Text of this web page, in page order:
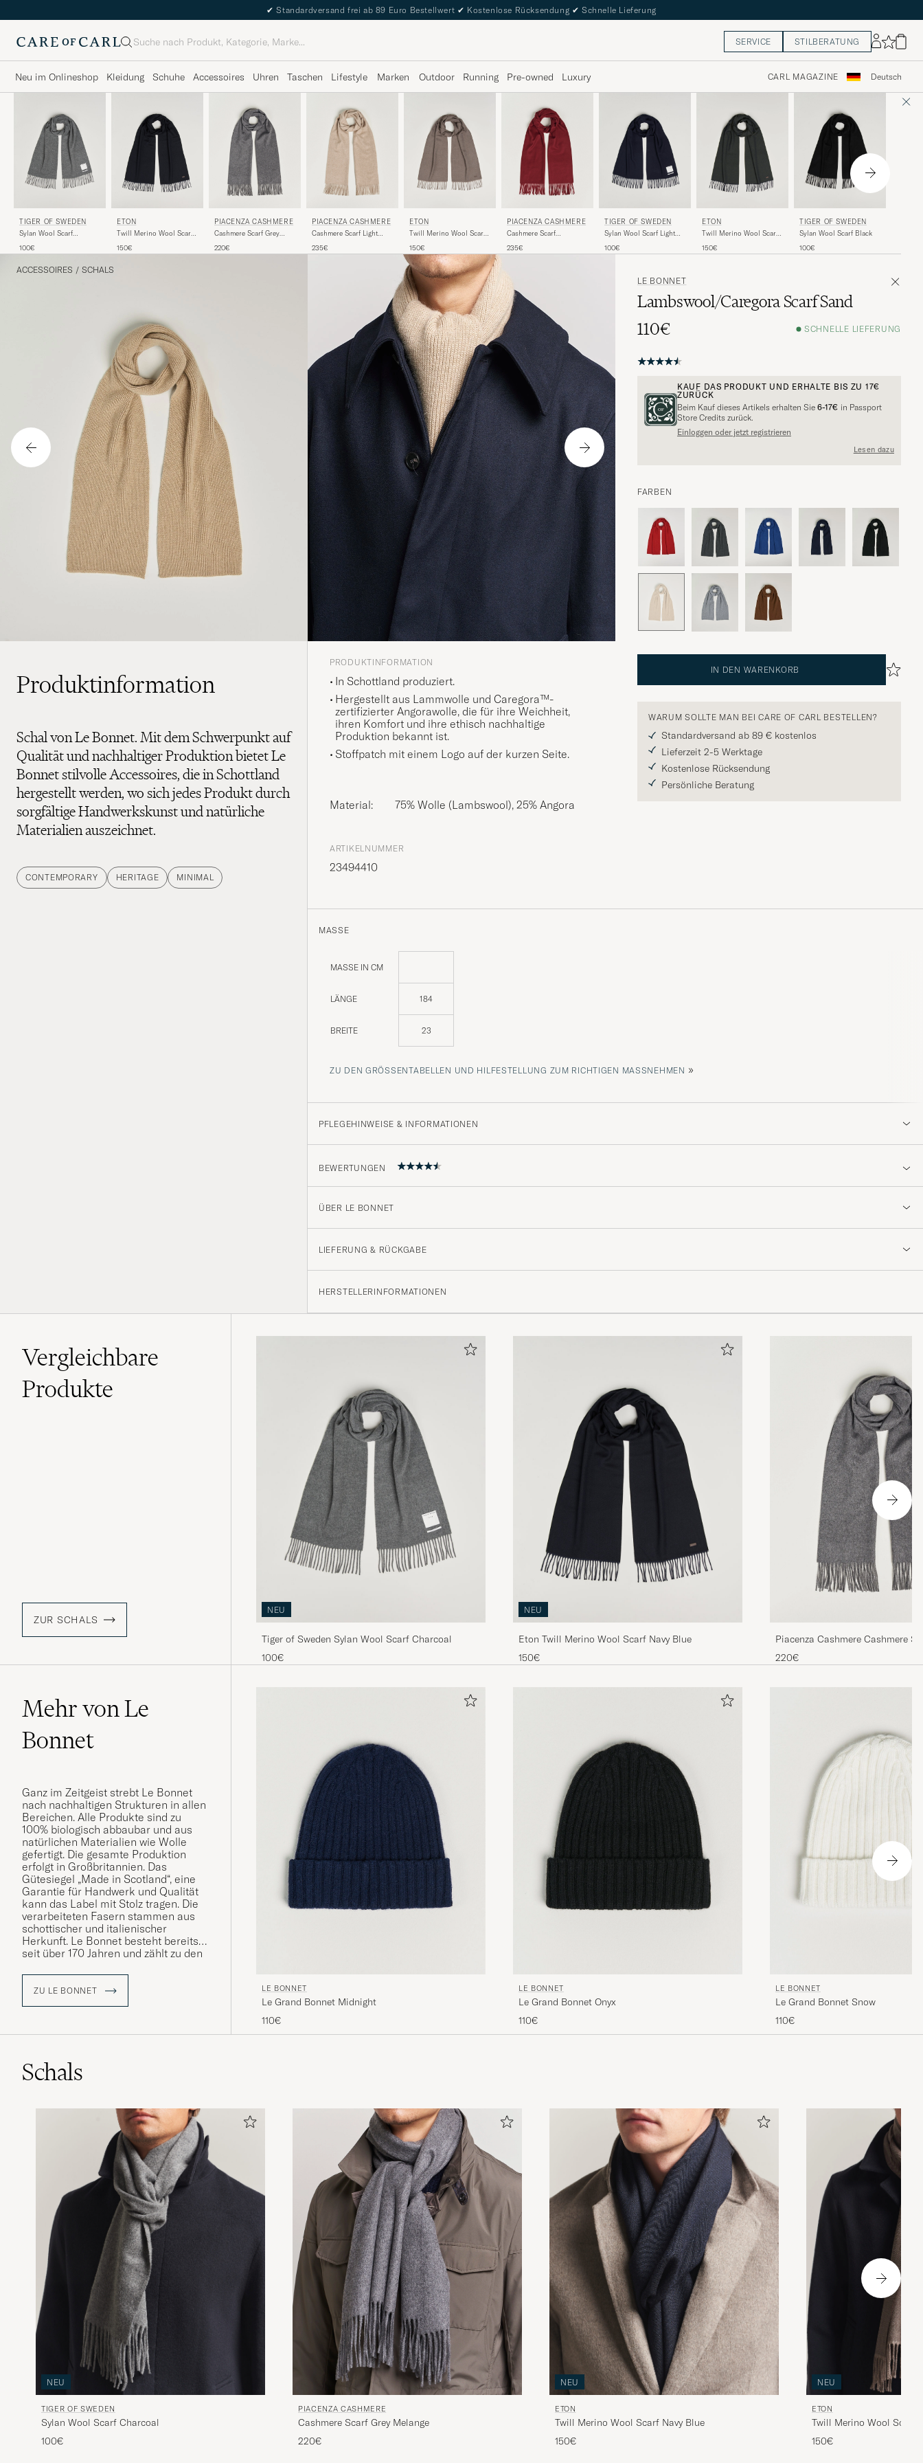
✔ Standardversand frei ab 89 Euro Bestellwert ✔ Kostenlose Rücksendung ✔ Schnelle Lieferung
Suche SERVICE STILBERATUNG
Neu im Onlineshop Kleidung Schuhe Accessoires Uhren Taschen Lifestyle Marken Outdoor Running Pre-owned Luxury CARL MAGAZINE Deutsch
TIGER OF SWEDEN
Sylan Wool Scarf
100€
ETON
Twill Merino Wool Scarf
150€
PIACENZA CASHMERE
Cashmere Scarf Grey
220€
PIACENZA CASHMERE
Cashmere Scarf Light
235€
ETON
Twill Merino Wool Scarf
150€
PIACENZA CASHMERE
Cashmere Scarf
235€
TIGER OF SWEDEN
Sylan Wool Scarf Light
100€
ETON
Twill Merino Wool Scarf
150€
TIGER OF SWEDEN
Sylan Wool Scarf Black
100€
ACCESSOIRES / SCHALS
Weitere Alternativen?
VERGLEICHBARE MODELLE ANSEHEN
LE BONNET
Lambswool/Caregora Scarf Sand
110€
SCHNELLE LIEFERUNG
KAUF DAS PRODUKT UND ERHALTE BIS ZU 17€
ZURÜCK
Beim Kauf dieses Artikels erhalten Sie 6-17€ in Passport
Store Credits zurück.
Einloggen oder jetzt registrieren
Lesen dazu
FARBEN
IN DEN WARENKORB
WARUM SOLLTE MAN BEI CARE OF CARL BESTELLEN?
Standardversand ab 89 € kostenlos
Lieferzeit 2-5 Werktage
Kostenlose Rücksendung
Persönliche Beratung
Produktinformation
Schal von Le Bonnet. Mit dem Schwerpunkt auf
Qualität und nachhaltiger Produktion bietet Le
Bonnet stilvolle Accessoires, die in Schottland
hergestellt werden, wo sich jedes Produkt durch
sorgfältige Handwerkskunst und natürliche
Materialien auszeichnet.
CONTEMPORARY HERITAGE MINIMAL
PRODUKTINFORMATION
In Schottland produziert.
Hergestellt aus Lammwolle und Caregora™-
zertifizierter Angorawolle, die für ihre Weichheit,
ihren Komfort und ihre ethisch nachhaltige
Produktion bekannt ist.
Stoffpatch mit einem Logo auf der kurzen Seite.
Material: 75% Wolle (Lambswool), 25% Angora
ARTIKELNUMMER
23494410
MASSE
MASSE IN CM
LÄNGE 184
BREITE 23
ZU DEN GRÖSSENTABELLEN UND HILFESTELLUNG ZUM RICHTIGEN MASSNEHMEN »
PFLEGEHINWEISE & INFORMATIONEN
BEWERTUNGEN
MARLIES S
Top Quality - timeless chic - colorful statement
FABIAN F GEKAUFT AM AUF CAREOFCARL.DE
LISE E GEKAUFT AM AUF CAREOFCARL.NO
ÜBER LE BONNET
LIEFERUNG & RÜCKGABE
HERSTELLERINFORMATIONEN
Vergleichbare
Produkte
ZUR SCHALS
NEU
Tiger of Sweden Sylan Wool Scarf Charcoal
100€
NEU
Eton Twill Merino Wool Scarf Navy Blue
150€
Piacenza Cashmere Cashmere
Melange
220€
Mehr von Le
Bonnet
Ganz im Zeitgeist strebt Le Bonnet
nach nachhaltigen Strukturen in allen
Bereichen. Alle Produkte sind zu
100% biologisch abbaubar und aus
natürlichen Materialien wie Wolle
gefertigt. Die gesamte Produktion
erfolgt in Großbritannien. Das
Gütesiegel „Made in Scotland“, eine
Garantie für Handwerk und Qualität
kann das Label mit Stolz tragen. Die
verarbeiteten Fasern stammen aus
schottischer und italienischer
Herkunft. Le Bonnet besteht bereits
seit über 170 Jahren und zählt zu den
Entdecken Sie Mützen, die nach
traditionellen Herstellungsmethoden,
ZU LE BONNET LE BONNET
Le Grand Bonnet Midnight
110€
LE BONNET
Le Grand Bonnet Onyx
110€
LE BONNET
Le Grand Bonnet Snow
110€
Schals
NEU
TIGER OF SWEDEN
Sylan Wool Scarf Charcoal
100€
PIACENZA CASHMERE
Cashmere Scarf Grey Melange
220€
NEU
ETON
Twill Merino Wool Scarf Navy Blue
150€
NEU
ETON
Twill Merino Wool Scarf
150€